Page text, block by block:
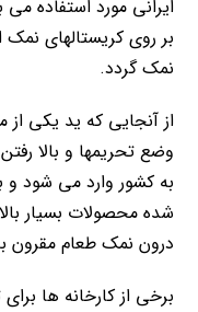
ایرانی مورد استفاده
بر روی کریستالهای
نمک گردد.
از آنجایی که ید یکی
وضع تحریمها و بالا
به کشور وارد می شود و
شده محصولات بسیار
درون نمک طعام مقرون
برخی از کارخانه ها